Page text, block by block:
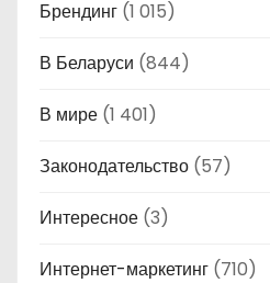
Брендинг (1 015)
В Беларуси (844)
В мире (1 401)
Законодательство (57)
Интересное (3)
Интернет-маркетинг (710)